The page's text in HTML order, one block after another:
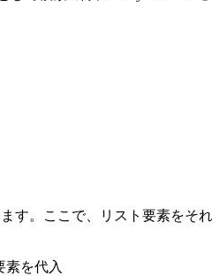
す。ここで、リスト要素を
素を代入